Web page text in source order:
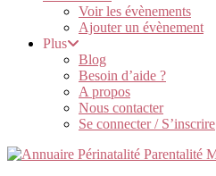
Voir les évènements
Ajouter un évènement
Plus
Blog
Besoin d’aide ?
A propos
Nous contacter
Se connecter / S’inscrire